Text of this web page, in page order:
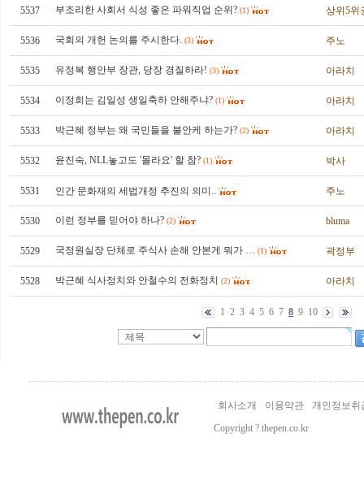
5537 부조리한 사회서 식성 좋은 파워직업 순위? (1) 상위5위
5536 국회의 개헌 논의를 주시한다. (3) 주노
5535 유정복 행안부 장관, 당장 경질하라! (3) 아라치
5534 이정희는 김일성 생일축하 안해주냐? (1) 아라치
5533 박근혜 정부는 왜 국민들을 불안케 하는가? (2) 아라치
5532 윤진숙, NLL놓고도 '몰라요' 할 참? (1) 박사
5531 인간 문화재의 세법개정 추진의 의미.. 주노
5530 이런 정부를 믿어야 하나? (2) bluma
5529 국정원실장 단체로 주식사 손해 안본게 뭐가 … (1) 곽정부
5528 박근혜 식사정치와 안철수의 전화정치 (2) 아라치
1 2 3 4 5 6 7 8 9 10
회사소개 이용약관
개인정보취
Copyright ? thepen.co.kr